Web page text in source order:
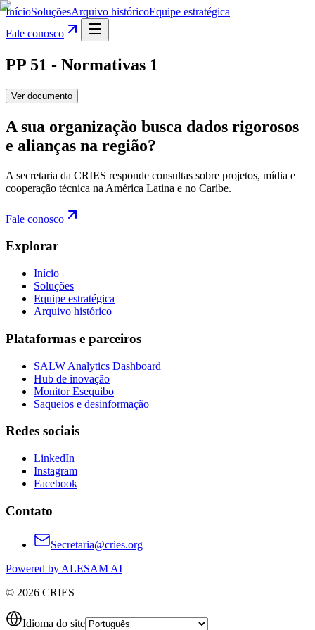
InícioSoluçõesArquivo históricoEquipe estratégica
Fale conosco
PP 51 - Normativas 1
Ver documento
A sua organização busca dados rigorosos
e alianças na região?
A secretaria da CRIES responde consultas sobre projetos, mídia e
cooperação técnica na América Latina e no Caribe.
Fale conosco
Explorar
Início
Soluções
Equipe estratégica
Arquivo histórico
Plataformas e parceiros
SALW Analytics Dashboard
Hub de inovação
Monitor Esequibo
Saqueios e desinformação
Redes sociais
LinkedIn
Instagram
Facebook
Contato
Secretaria@cries.org
Powered by ALESAM AI
© 2026 CRIES
Idioma do site